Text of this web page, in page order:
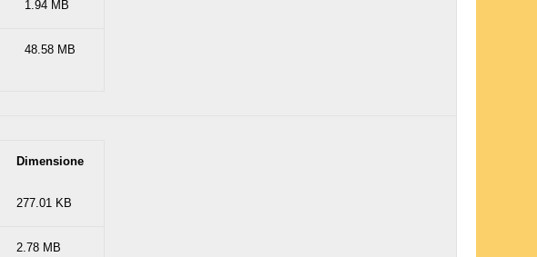
1.94 MB
48.58 MB
Dimensione
277.01 KB
2.78 MB